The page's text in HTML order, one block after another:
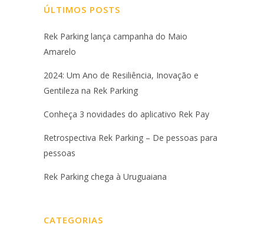
ÚLTIMOS POSTS
Rek Parking lança campanha do Maio
Amarelo
2024: Um Ano de Resiliência, Inovação e
Gentileza na Rek Parking
Conheça 3 novidades do aplicativo Rek Pay
Retrospectiva Rek Parking – De pessoas para
pessoas
Rek Parking chega à Uruguaiana
CATEGORIAS